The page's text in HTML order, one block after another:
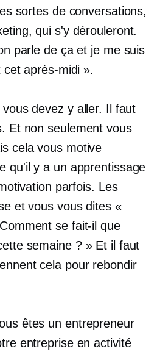
sortes de conversations,
qui s'y dérouleront.
parle de ça et je me suis
après-midi ».
devez y aller. Il faut
Et non seulement vous
cela vous motive
qu'il y a un apprentissage
parfois. Les
et vous vous dites «
se fait-il que
semaine ? » Et il faut
cela pour rebondir
êtes un entrepreneur
entreprise en activité